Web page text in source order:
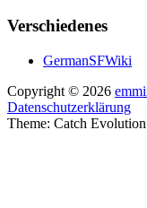
Verschiedenes
GermanSFWiki
Copyright © 2026
Datenschutzerklärung
Theme: Catch